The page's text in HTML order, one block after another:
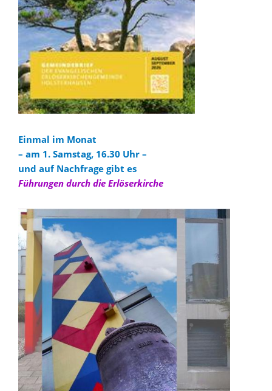
Einmal im Monat
– am 1. Samstag, 16.30 Uhr –
und auf Nachfrage gibt es
Führungen durch die Erlöserkirche